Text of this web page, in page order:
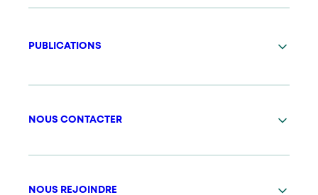
PUBLICATIONS
NOUS CONTACTER
NOUS REJOINDRE